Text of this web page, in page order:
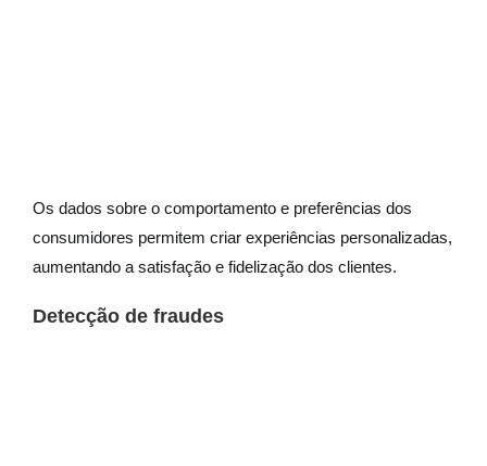
Os dados sobre o comportamento e preferências dos
consumidores permitem criar experiências personalizadas,
aumentando a satisfação e fidelização dos clientes.
Detecção de fraudes